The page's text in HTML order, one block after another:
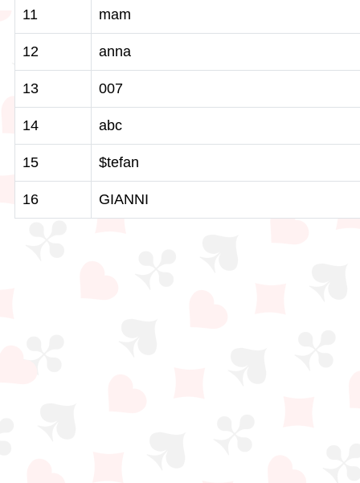
11 mam
12 anna
13 007
14 abc
15 $tefan
16 GIANNI